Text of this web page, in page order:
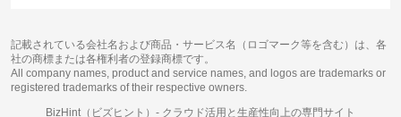
記載されている会社名および商品・サービス名（ロゴマーク等を含む）は、各
社の商標または各権利者の登録商標です。
All company names, product and service names, and logos are trademarks or
registered trademarks of their respective owners.
BizHint（ビズヒント）- クラウド活用と生産性向上の専門サイト